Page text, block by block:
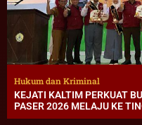
Hukum dan Kriminal
KEJATI KALTIM PERKUAT
PASER 2026 MELAJU KE